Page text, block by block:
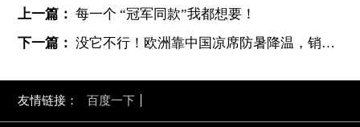
上一篇： 每一个 “冠军同款”我都想要！
下一篇： 没它不行！欧洲靠中国凉席防暑降温，销量暴涨288%
友情链接： 百度一下